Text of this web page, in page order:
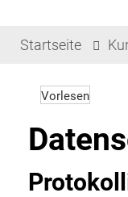
Startseite
Vorlesen